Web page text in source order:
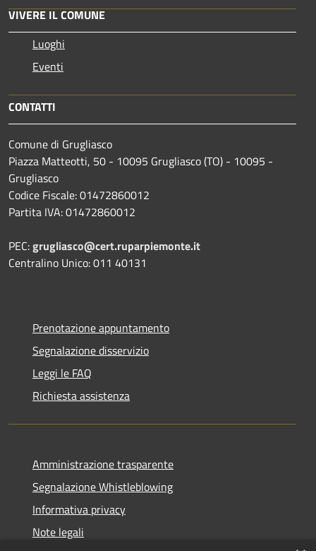
VIVERE IL COMUNE
Luoghi
Eventi
CONTATTI
Comune di Grugliasco
Piazza Matteotti, 50 - 10095 Grugliasco (TO) - 10095 -
Grugliasco
Codice Fiscale: 01472860012
Partita IVA: 01472860012
PEC:grugliasco@cert.ruparpiemonte.it
Centralino Unico: 011 40131
Prenotazione appuntamento
Segnalazione disservizio
Leggi le FAQ
Richiesta assistenza
Amministrazione trasparente
Segnalazione Whistleblowing
Informativa privacy
Note legali